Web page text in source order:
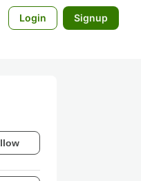
Login Signup